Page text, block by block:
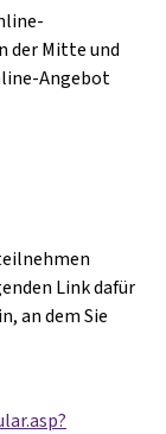
der Mitte und
Angebot
Link dafür
an dem Sie